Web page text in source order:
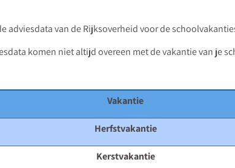
adviesdata van de Rijksoverheid voor de
komen niet altijd overeen met de vakantie van je
Vakantie
Herfstvakantie
Kerstvakantie